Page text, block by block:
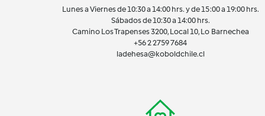
Lunes a Viernes de 10:30 a 14:00 hrs. y de 15:00 a 19:00 hrs.
Sábados de 10:30 a 14:00 hrs.
Camino Los Trapenses 3200, Local 10, Lo Barnechea
+56 22759 7684
ladehesa@koboldchile.cl